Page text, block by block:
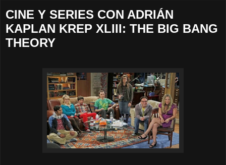
CINE Y SERIES CON ADRIÁN
KAPLAN KREP XLIII: THE BIG BANG
THEORY